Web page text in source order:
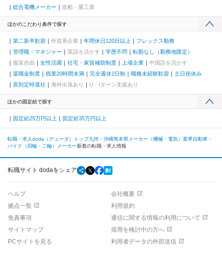
総合電機メーカー
造船・重工業
ほかのこだわり条件で探す
第二新卒歓迎 外資系企業 年間休日120日以上
フレックス勤務
管理職・マネジャー
英語を活かす 学歴不問
転勤なし（勤務地限定）
服装自由
女性活躍 社宅・家賃補助制度 上場企業
中国語を活かす
退職金制度
残業20時間未満 完全週休2日制 職種未経験歓迎
土日祝休み
原則定時退社
海外出張あり U・Iターン支援あり
ほかの固定給で探す
固定給25万円以上 固定給35万円以上
転職・求人doda（デューダ）トップ九州・沖縄熊本県 メーカー（機械・電気）業界自動車・
バイク（四輪・二輪）メーカー新着の転職・求人情報
転職サイト dodaをシェア
ヘルプ
会社概要
拠点一覧
利用規約
免責事項
通信に関する情報の利用について
サイトマップ
採用を検討中の方へ
PCサイトを見る
利用者データの外部送信